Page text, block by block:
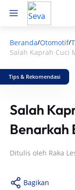
Beranda/Otomotif/
Salah Kaprah Cuci
Tips & Rekomendasi
Salah
Benarkah
Ditulis oleh Raka
Bagikan